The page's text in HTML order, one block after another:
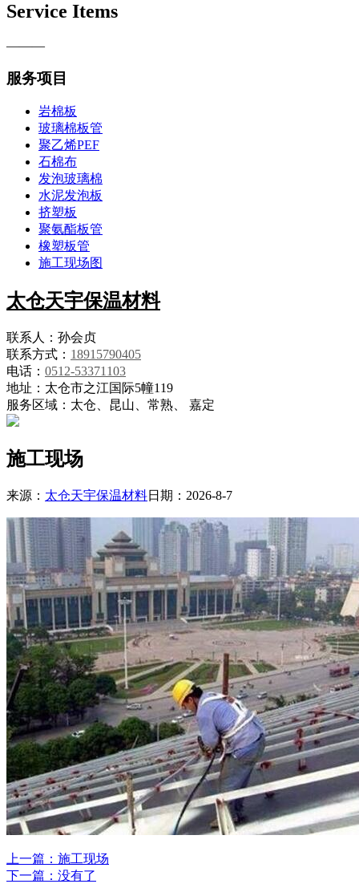
Service Items
———
服务项目
岩棉板
玻璃棉板管
聚乙烯PEF
石棉布
发泡玻璃棉
水泥发泡板
挤塑板
聚氨酯板管
橡塑板管
施工现场图
太仓天宇保温材料
联系人：孙会贞
联系方式： 18915790405
电话： 0512-53371103
地址：太仓市之江国际5幢119
服务区域：太仓、昆山、常熟、 嘉定
施工现场
来源： 太仓天宇保温材料日期：2026-8-7
上一篇：施工现场
下一篇：没有了